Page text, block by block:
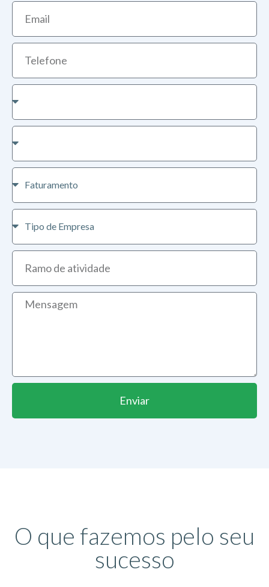
Enviar
O que fazemos pelo seu
sucesso​